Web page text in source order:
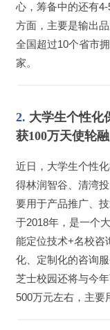
心，筹备中的还有
方面，主要是输出
全国超过10个省市
家。
2. 大学生个性化
获100万天使轮
近日，大学生个性
得林润智谷、清湾
要用于产品推广、
于2018年，是一个
能定位技术+名校咨
化、定制化的咨询
芝士校园还将与今
500万元左右，主要